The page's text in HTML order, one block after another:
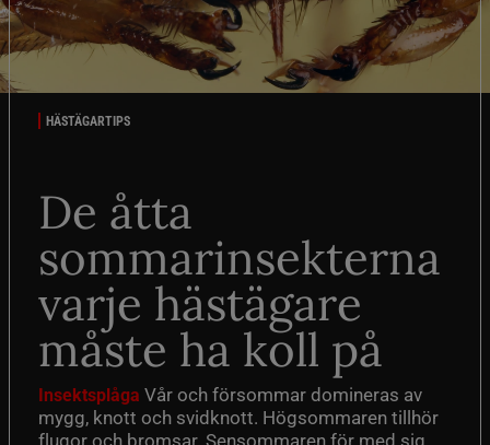
HÄSTÄGARTIPS
De åtta
sommarinsekterna
varje hästägare
måste ha koll på
Insektsplåga Vår och försommar domineras av
mygg, knott och svidknott. Högsommaren tillhör
flugor och bromsar. Sensommaren för med sig